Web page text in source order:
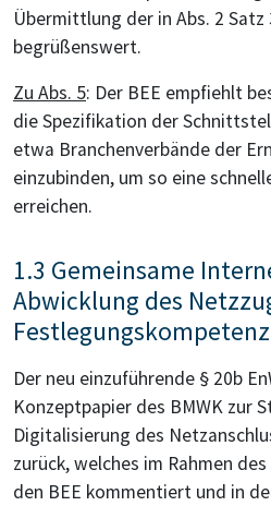
Übermittlung der in Abs. 2
begrüßenswert.
Zu Abs. 5: Der BEE empfiehlt
die Spezifikation der
etwa Branchenverbände der
einzubinden, um so eine
erreichen.
1.3 Gemeinsame
Abwicklung des
Festlegungskompetenz
Der neu einzuführende § 20b
Konzeptpapier des BMWK zur
Digitalisierung des
zurück, welches im Rahmen
den BEE kommentiert und in